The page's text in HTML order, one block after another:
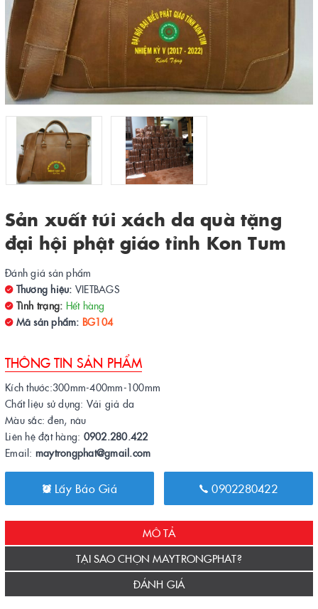
Sản xuất túi xách da quà tặng
đại hội phật giáo tỉnh Kon Tum
Đánh giá sản phẩm
Thương hiệu: VIETBAGS
Tình trạng: Hết hàng
Mã sản phẩm: BG104
THÔNG TIN SẢN PHẨM
Kích thước:300mm-400mm-100mm
Chất liệu sử dụng: Vải giả da
Màu sắc: đen, nâu
Liên hệ đặt hàng: 0902.280.422
Email: maytrongphat@gmail.com
Lấy Báo Giá 0902280422
MÔ TẢ
TẠI SAO CHỌN MAYTRONGPHAT?
ĐÁNH GIÁ